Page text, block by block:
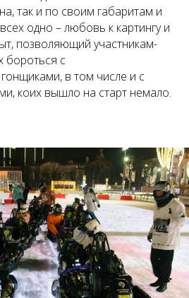
так и по своим габаритам и
одно – любовь к картингу и
позволяющий участникам-
бороться с
в том числе и с
коих вышло на старт немало.